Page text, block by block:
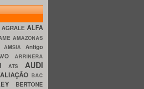
AGRALE ALFA
AMAZONAS
AMSIA Antigo
ARRINERA
ATS AUDI
BAC
BERTONE